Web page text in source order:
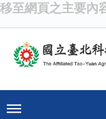
移至網頁之主要內